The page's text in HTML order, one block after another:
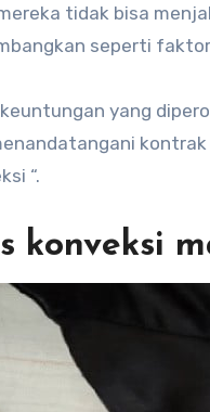
tidak bisa
seperti
yang
“.
konveksi